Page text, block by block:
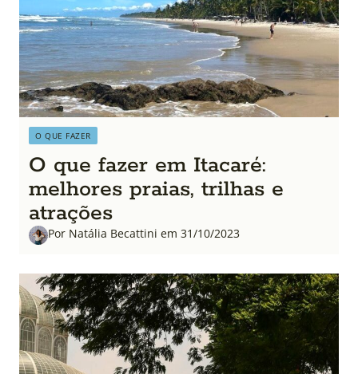
O QUE FAZER
O que fazer em Itacaré:
melhores praias, trilhas e
atrações
Por Natália Becattini em 31/10/2023